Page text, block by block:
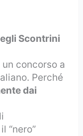
Scontrini
un concorso a
Perché
dai
“nero”